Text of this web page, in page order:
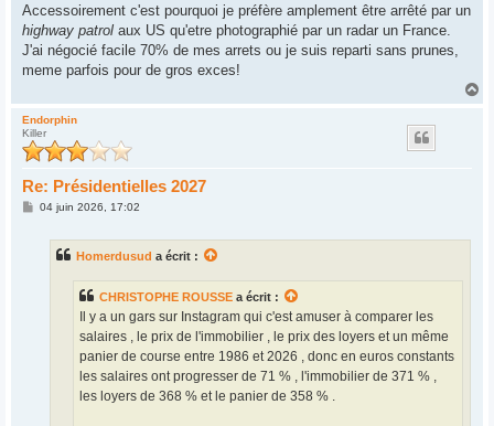
Accessoirement c'est pourquoi je préfère amplement être arrêté par un
highway patrol aux US qu'etre photographié par un radar un France.
J'ai négocié facile 70% de mes arrets ou je suis reparti sans prunes,
meme parfois pour de gros exces!
a
Endorphin
Killer
Re: Présidentielles 2027
M04 juin 2026, 17:02
Homerdusud a écrit :
CHRISTOPHE ROUSSE a écrit :
Il y a un gars sur Instagram qui c'est amuser à comparer les
salaires , le prix de l'immobilier , le prix des loyers et un même
panier de course entre 1986 et 2026 , donc en euros constants
les salaires ont progresser de 71 % , l'immobilier de 371 % ,
les loyers de 368 % et le panier de 358 % .